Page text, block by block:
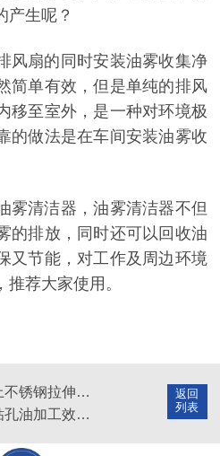
产生呢？
风扇的同时安装油雾收集净
简单有效，但是单纯的排风
移至室外，是一种对环境极
的做法是在车间安装油雾收
雾清洁器，油雾清洁器不但
的排放，同时还可以回收油
又节能，对工作及周边环境
荐大家使用。
返回
列表
小家电冲压件用上不锈钢拉伸油外观更完美！
客户见证挥发性钻孔油加工效果比油性的更好！